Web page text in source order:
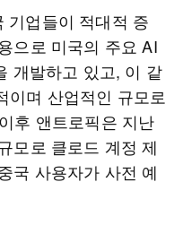
기업들이 적대적 증
으로 미국의 주요 AI
개발하고 있고, 이 같
이며 산업적인 규모로
후 앤트로픽은 지난
모로 클로드 계정 제
국 사용자가 사전 예